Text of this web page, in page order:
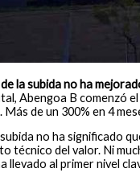
la subida no ha
Abengoa B comenzó
de un 300% en 4
no ha significado
técnico del valor. Ni
llevado al primer nivel